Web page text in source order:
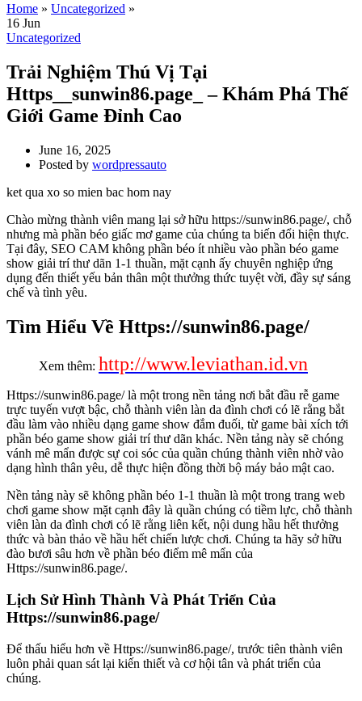
Home » Uncategorized »
16 Jun
Uncategorized
Trải Nghiệm Thú Vị Tại
Https__sunwin86.page_ – Khám Phá Thế
Giới Game Đỉnh Cao
June 16, 2025
Posted by wordpressauto
ket qua xo so mien bac hom nay
Chào mừng thành viên mang lại sở hữu https://sunwin86.page/, chỗ
nhưng mà phần béo giấc mơ game của chúng ta biến đổi hiện thực.
Tại đây, SEO CAM không phần béo ít nhiều vào phần béo game
show giải trí thư dãn 1-1 thuần, mặt cạnh ấy chuyên nghiệp ứng
dụng đến thiết yếu bản thân một thưởng thức tuyệt vời, đầy sự sáng
chế và tình yêu.
Tìm Hiểu Về Https://sunwin86.page/
Xem thêm: http://www.leviathan.id.vn
Https://sunwin86.page/ là một trong nền tảng nơi bắt đầu rễ game
trực tuyến vượt bậc, chỗ thành viên làn da đình chơi có lẽ rằng bắt
đầu làm vào nhiều dạng game show đắm đuối, từ game bài xích tới
phần béo game show giải trí thư dãn khác. Nền tảng này sẽ chóng
vánh mê mẩn được sự coi sóc của quần chúng thành viên nhờ vào
dạng hình thân yêu, dễ thực hiện đồng thời bộ máy bảo mật cao.
Nền tảng này sẽ không phần béo 1-1 thuần là một trong trang web
chơi game show mặt cạnh đây là quần chúng có tiềm lực, chỗ thành
viên làn da đình chơi có lẽ rằng liên kết, nội dung hầu hết thưởng
thức và bàn thảo về hầu hết chiến lược chơi. Chúng ta hãy sở hữu
đào bươi sâu hơn về phần béo điểm mê mẩn của
Https://sunwin86.page/.
Lịch Sử Hình Thành Và Phát Triển Của
Https://sunwin86.page/
Để thấu hiểu hơn về Https://sunwin86.page/, trước tiên thành viên
luôn phải quan sát lại kiến thiết và cơ hội tân và phát triển của
chúng.